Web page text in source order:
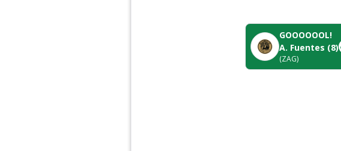
GOOOOOOL!
A. Fuentes (8)
(ZAG)